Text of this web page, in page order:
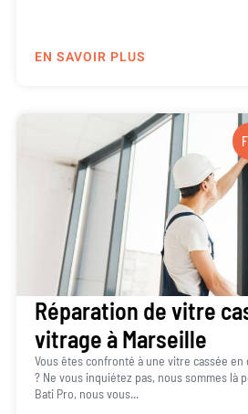
EN SAVOIR PLUS
Réparation de vitre
vitrage à Marseille
Vous êtes confronté à une vitre cassée
? Ne vous inquiétez pas, nous sommes là
Bati Pro, nous vous...